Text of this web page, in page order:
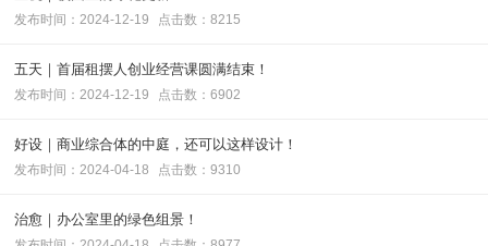
发布时间：2024-12-19 点击数：8215
五天｜首届租摆人创业经营课圆满结束！
发布时间：2024-12-19 点击数：6902
好设｜商业综合体的中庭，还可以这样设计！
发布时间：2024-04-18 点击数：9310
治愈｜办公室里的绿色组景！